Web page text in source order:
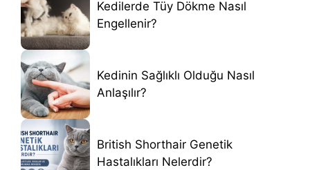
Kedilerde Tüy Dökme Nasıl
Engellenir?
Kedinin Sağlıklı Olduğu Nasıl
Anlaşılır?
British Shorthair Genetik
Hastalıkları Nelerdir?